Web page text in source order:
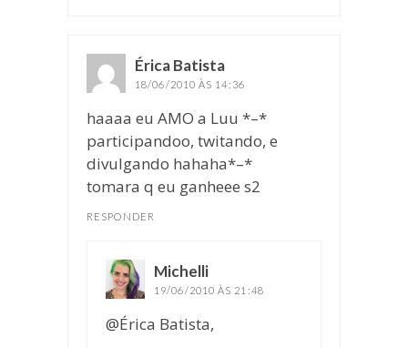
Érica Batista
18/06/2010 ÀS 14:36
haaaa eu AMO a Luu *–*
participandoo, twitando, e
divulgando hahaha*–*
tomara q eu ganheee s2
RESPONDER
Michelli
19/06/2010 ÀS 21:48
@Érica Batista,